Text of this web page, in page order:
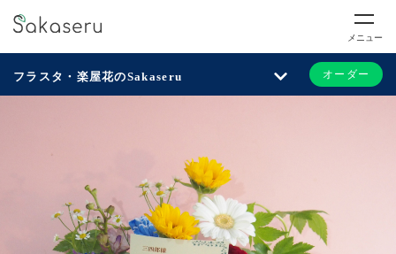
メニュー
フラスタ・楽屋花のSakaseru オーダー